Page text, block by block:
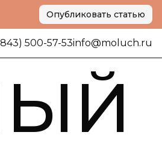
Опубликовать статью
500-57-53info@moluch.ru